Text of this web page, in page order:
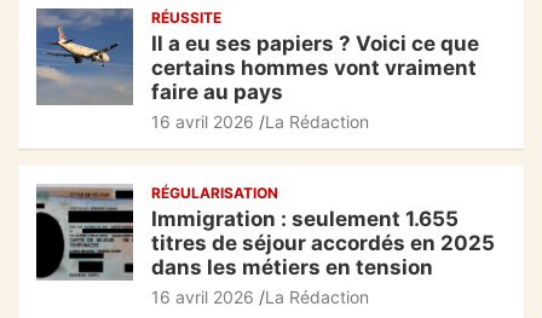
RÉUSSITE
Il a eu ses papiers ? Voici ce que
certains hommes vont vraiment
faire au pays
16 avril 2026 La Rédaction
RÉGULARISATION
Immigration : seulement 1.655
titres de séjour accordés en 2025
dans les métiers en tension
16 avril 2026 La Rédaction